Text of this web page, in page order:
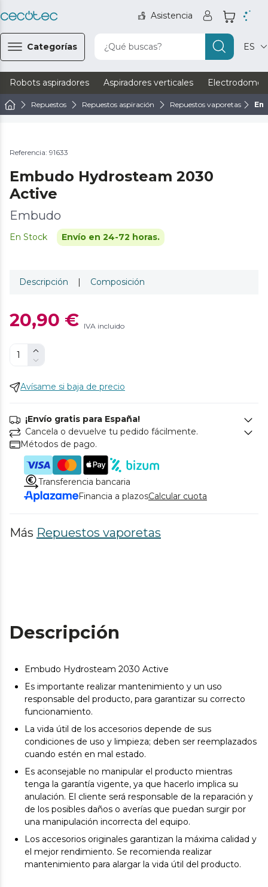
Asistencia
Categorías ¿Qué buscas? ES
Robots aspiradores Aspiradores verticales
Repuestos Repuestos aspiración Repuestos vaporetas
Referencia: 91633
Embudo Hydrosteam 2030
Active
Embudo
En Stock Envío en 24-72 horas.
Descripción | Composición
20,90 € IVA incluido
Avísame si baja de precio
¡Envío gratis para España!
Cancela o devuelve tu pedido fácilmente.
Métodos de pago.
Transferencia bancaria
Financia a plazosCalcular cuota
Más Repuestos vaporetas
Descripción
Embudo Hydrosteam 2030 Active
Es importante realizar mantenimiento y un uso
responsable del producto, para garantizar su correcto
funcionamiento.
La vida útil de los accesorios depende de sus
condiciones de uso y limpieza; deben ser reemplazados
cuando estén en mal estado.
Es aconsejable no manipular el producto mientras
tenga la garantía vigente, ya que hacerlo implica su
anulación. El cliente será responsable de la reparación y
de los posibles daños o averías que puedan surgir por
una manipulación incorrecta del equipo.
Los accesorios originales garantizan la máxima calidad y
el mejor rendimiento. Se recomienda realizar
mantenimiento para alargar la vida útil del producto.